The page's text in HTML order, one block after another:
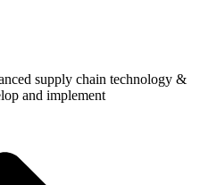
supply chain technology &
and implement